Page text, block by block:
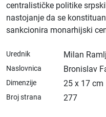
centralističke politike
nastojanje da se
sankcionira monarhijski
Urednik Milan
Naslovnica Bronislav
Dimenzije 25 x 17 cm
Broj strana 277